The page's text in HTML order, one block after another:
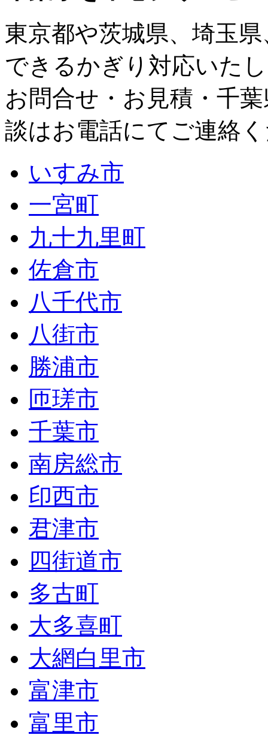
東京都や茨城県、 埼玉県
できるかぎり対応いた
お問合せ・お見積・千
談はお電話にてご連絡
いすみ市
一宮町
九十九里町
佐倉市
八千代市
八街市
勝浦市
匝瑳市
千葉市
南房総市
印西市
君津市
四街道市
多古町
大多喜町
大網白里市
富津市
富里市